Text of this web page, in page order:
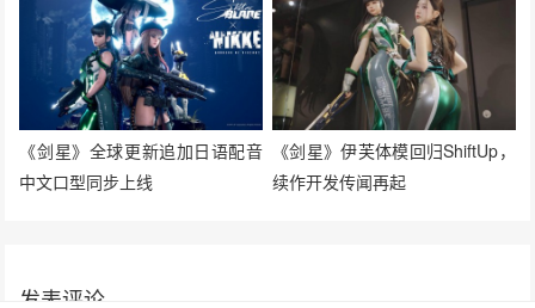
《剑星》全球更新追加日语配音
中文口型同步上线
《剑星》伊芙体模回归ShiftUp，
续作开发传闻再起
发表评论